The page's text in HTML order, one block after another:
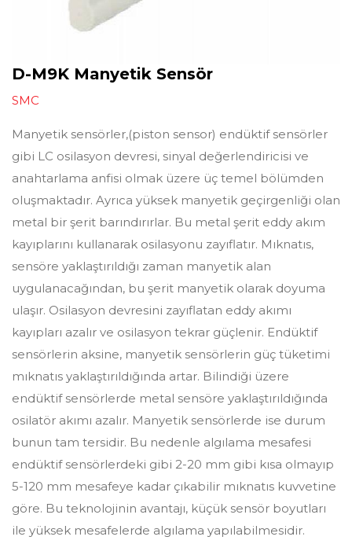
D-M9K Manyetik Sensör
SMC
Manyetik sensörler,(piston sensor) endüktif sensörler
gibi LC osilasyon devresi, sinyal değerlendiricisi ve
anahtarlama anfisi olmak üzere üç temel bölümden
oluşmaktadır. Ayrıca yüksek manyetik geçirgenliği olan
metal bir şerit barındırırlar. Bu metal şerit eddy akım
kayıplarını kullanarak osilasyonu zayıflatır. Mıknatıs,
sensöre yaklaştırıldığı zaman manyetik alan
uygulanacağından, bu şerit manyetik olarak doyuma
ulaşır. Osilasyon devresini zayıflatan eddy akımı
kayıpları azalır ve osilasyon tekrar güçlenir. Endüktif
sensörlerin aksine, manyetik sensörlerin güç tüketimi
mıknatıs yaklaştırıldığında artar. Bilindiği üzere
endüktif sensörlerde metal sensöre yaklaştırıldığında
osilatör akımı azalır. Manyetik sensörlerde ise durum
bunun tam tersidir. Bu nedenle algılama mesafesi
endüktif sensörlerdeki gibi 2-20 mm gibi kısa olmayıp
5-120 mm mesafeye kadar çıkabilir mıknatıs kuvvetine
göre. Bu teknolojinin avantajı, küçük sensör boyutları
ile yüksek mesafelerde algılama yapılabilmesidir.